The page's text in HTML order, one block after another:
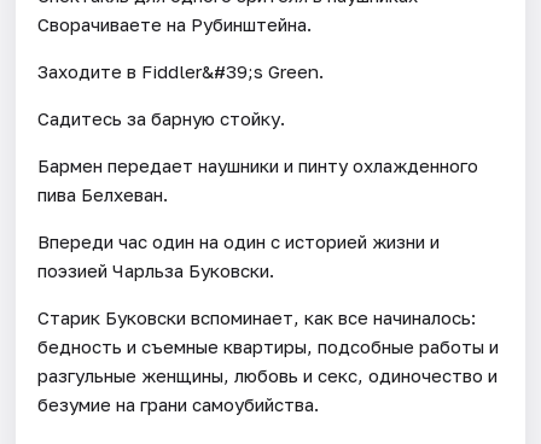
Сворачиваете на Рубинштейна.
Заходите в Fiddler&#39;s Green.
Садитесь за барную стойку.
Бармен передает наушники и пинту охлажденного
пива Белхеван.
Впереди час один на один с историей жизни и
поэзией Чарльза Буковски.
Старик Буковски вспоминает, как все начиналось:
бедность и съемные квартиры, подсобные работы и
разгульные женщины, любовь и секс, одиночество и
безумие на грани самоубийства.